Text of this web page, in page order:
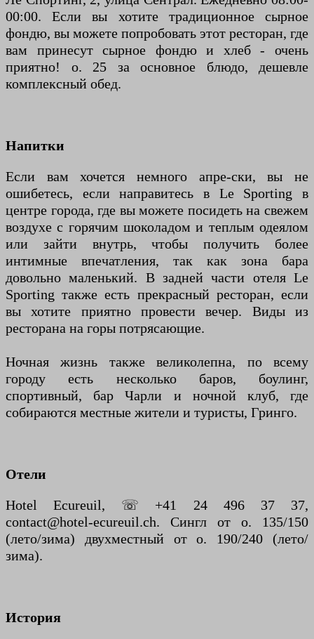
00:00. Если вы хотите традиционное сырное
фондю, вы можете попробовать этот ресторан, где
вам принесут сырное фондю и хлеб - очень
приятно! о. 25 за основное блюдо, дешевле
комплексный обед.
Напитки
Если вам хочется немного апре-ски, вы не
ошибетесь, если направитесь в Le Sporting в
центре города, где вы можете посидеть на свежем
воздухе с горячим шоколадом и теплым одеялом
или зайти внутрь, чтобы получить более
интимные впечатления, так как зона бара
довольно маленький. В задней части отеля Le
Sporting также есть прекрасный ресторан, если
вы хотите приятно провести вечер. Виды из
ресторана на горы потрясающие.
Ночная жизнь также великолепна, по всему
городу есть несколько баров, боулинг,
спортивный, бар Чарли и ночной клуб, где
собираются местные жители и туристы, Гринго.
Отели
Hotel Ecureuil, ☏ +41 24 496 37 37,
contact@hotel-ecureuil.ch. Сингл от о. 135/150
(лето/зима) двухместный от о. 190/240 (лето/
зима).
История